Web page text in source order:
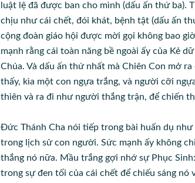
luật lệ đã được ban cho mình (dấu ấn thứ ba).
chịu như cái chết, đói khát, bệnh tật (dấu ấn
cộng đoàn giáo hội được mời gọi không bao
mạnh rằng cái toàn năng bề ngoài ấy của Kẻ
Chúa. Và dấu ấn thứ nhất mà Chiên Con mở
thấy, kìa một con ngựa trắng, và người cỡi
thiên và ra đi như người thắng trận, để chiến
Đức Thánh Cha nói tiếp trong bài huấn dụ
trong lịch sử con người. Sức mạnh ấy không
thắng nó nữa. Mầu trắng gợi nhớ sự Phục
trong sự đen tối của cái chết để chiếu sáng